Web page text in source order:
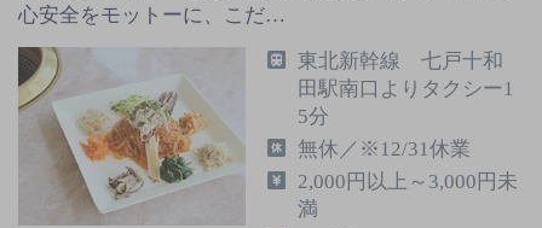
心安全をモットーに、こだ…
東北新幹線 七戸十和
田駅南口よりタクシー1
5分
無休／※12/31休業
2,000円以上～3,000円未
満